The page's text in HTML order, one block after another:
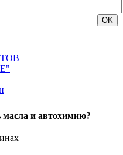
масла и автохимию?